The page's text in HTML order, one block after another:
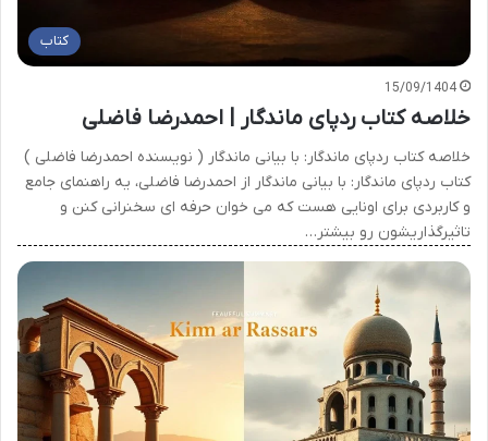
کتاب
15/09/1404
خلاصه کتاب ردپای ماندگار | احمدرضا فاضلی
خلاصه کتاب ردپای ماندگار: با بیانی ماندگار ( نویسنده احمدرضا فاضلی )
کتاب ردپای ماندگار: با بیانی ماندگار از احمدرضا فاضلی، یه راهنمای جامع
و کاربردی برای اونایی هست که می خوان حرفه ای سخنرانی کنن و
تاثیرگذاریشون رو بیشتر…